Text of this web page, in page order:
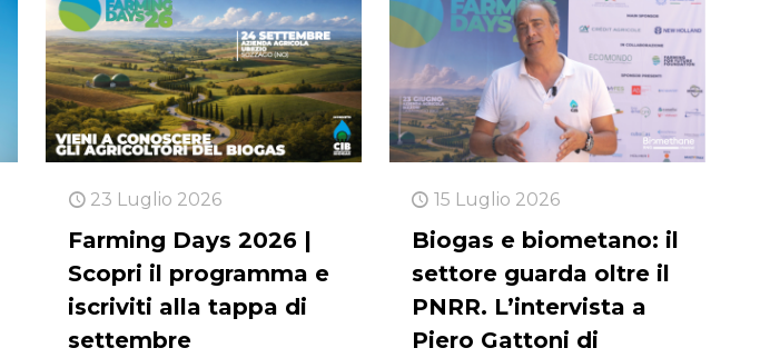
23 Luglio 2026
Farming Days 2026 |
Scopri il programma e
iscriviti alla tappa di
settembre
15 Luglio 2026
Biogas e biometano: il
settore guarda oltre il
PNRR. L’intervista a
Piero Gattoni di